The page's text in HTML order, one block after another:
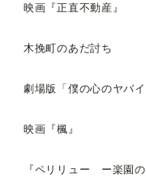
映画『正直不動産』
木挽町のあだ討ち
劇場版「僕の心のヤバイ
映画『楓』
『ペリリュー ー楽園の